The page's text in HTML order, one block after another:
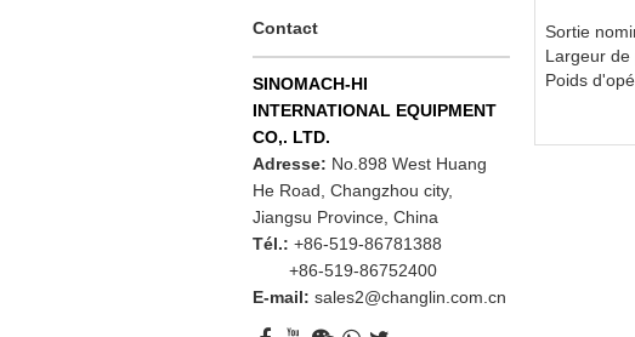
Sortie
Largeur
Poids
Contact
SINOMACH-HI
INTERNATIONAL EQUIPMENT
CO,. LTD.
Adresse: No.898 West Huang
He Road, Changzhou city,
Jiangsu Province, China
Tél.: +86-519-86781388
+86-519-86752400
E-mail:sales2@changlin.com.cn